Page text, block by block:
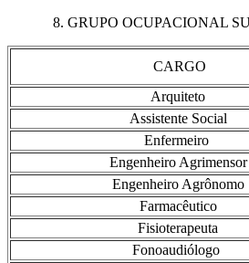
8. GRUPO OCUPACIONAL
CARGO
Arquiteto
Assistente Social
Enfermeiro
Engenheiro Agrimensor
Engenheiro Agrônomo
Farmacêutico
Fisioterapeuta
Fonoaudiólogo